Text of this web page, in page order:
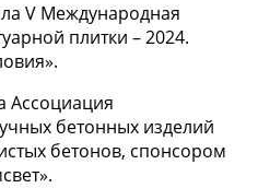
V Международная
плитки – 2024.
Ассоциация
бетонных изделий
бетонов, спонсором